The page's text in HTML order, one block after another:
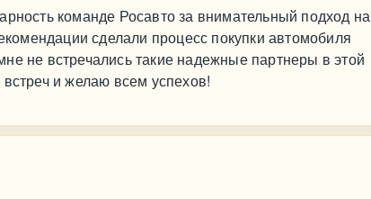
команде Росавто за внимательный подход на
сделали процесс покупки автомобиля
не встречались такие надежные партнеры в этой
и желаю всем успехов!